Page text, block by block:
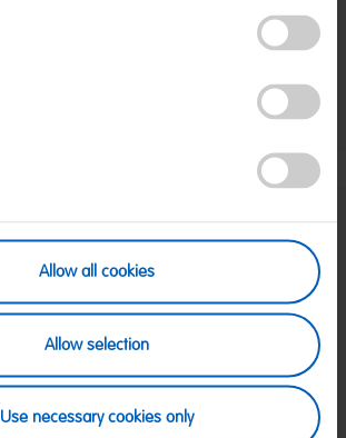
Allow all cookies
Allow selection
Use necessary cookies only
Klarna Sofortüberweisung, Klarna
Visa, Mastercard
innerhalb Deutschlands
Mo-Fr von 08-18:00 Uhr für dich da.